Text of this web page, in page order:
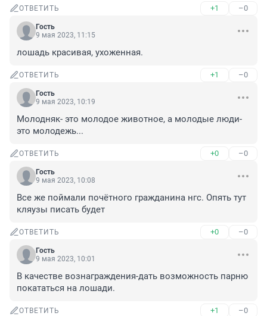
ОТВЕТИТЬ +1 –0
Гость
9 мая 2023, 11:15
лошадь красивая, ухоженная.
ОТВЕТИТЬ +1 –0
Гость
9 мая 2023, 10:19
Молодняк- это молодое животное, а молодые люди-
это молодежь...
ОТВЕТИТЬ +0 –0
Гость
9 мая 2023, 10:08
Все же поймали почётного гражданина нгс. Опять тут
кляузы писать будет
ОТВЕТИТЬ +0 –0
Гость
9 мая 2023, 10:01
В качестве вознаграждения-дать возможность парню
покататься на лошади.
ОТВЕТИТЬ +1 –0